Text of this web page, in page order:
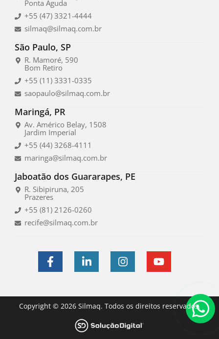
Ponta Aguda
+55 (47) 3321-4444
silmaq@silmaq.com.br
São Paulo, SP
R. Mamoré, 590
Bom Retiro
+55 (11) 3331-0335
saopaulo@silmaq.com.br
Maringá, PR
Av. Américo Belay, 1508
Jardim Imperial
+55 (44) 3268-4111
maringa@silmaq.com.br
Jaboatão dos Guararapes, PE
R. Sibipiruna, 205
Prazeres
+55 (81) 2126-0260
recife@silmaq.com.br
Copyright © 2026 Silmaq. Todos os direitos reservados.